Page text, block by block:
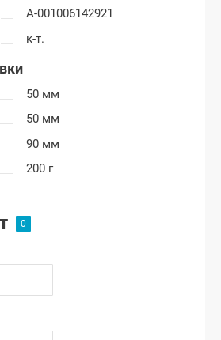
А-001006142921
к-т.
50 мм
50 мм
90 мм
200 г